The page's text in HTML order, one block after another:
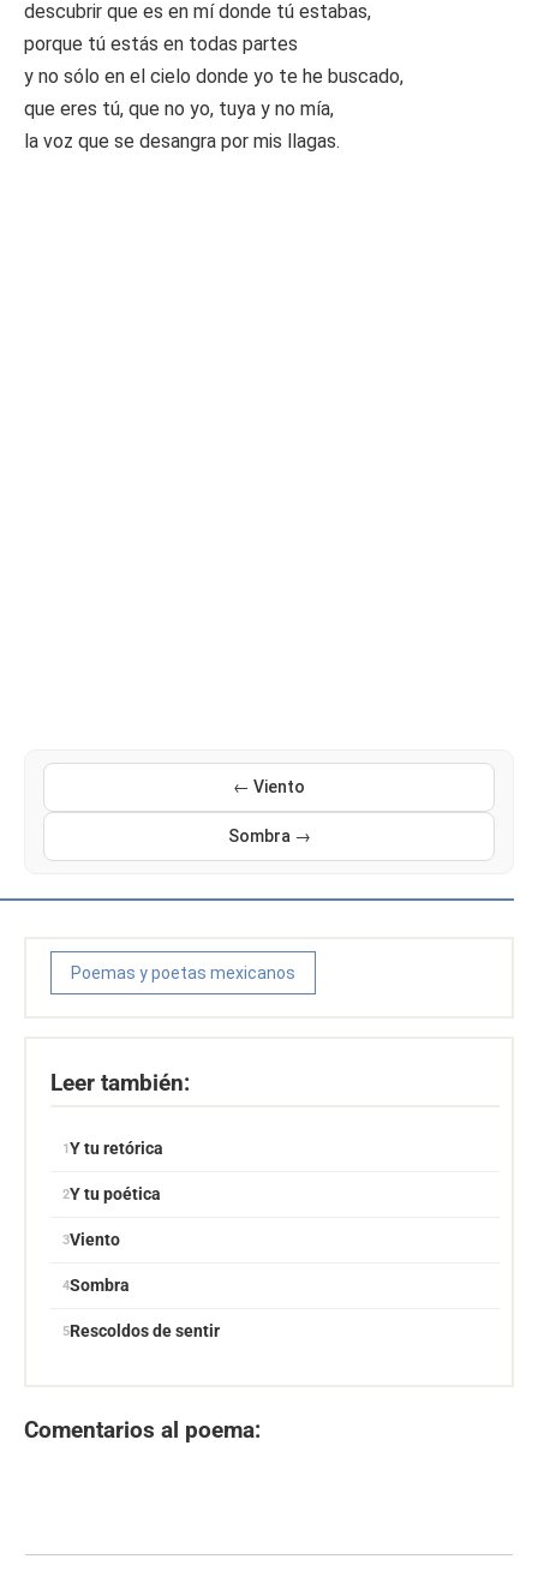
descubrir que es en mí donde tú estabas,
porque tú estás en todas partes
y no sólo en el cielo donde yo te he buscado,
que eres tú, que no yo, tuya y no mía,
la voz que se desangra por mis llagas.
← Viento
Sombra →
Poemas y poetas mexicanos
Leer también:
Y tu retórica
Y tu poética
Viento
Sombra
Rescoldos de sentir
Comentarios al poema: